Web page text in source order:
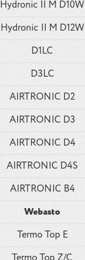
Hydronic II M D10W
Hydronic II M D12W
D1LC
D3LC
AIRTRONIC D2
AIRTRONIC D3
AIRTRONIC D4
AIRTRONIC D4S
AIRTRONIC B4
Webasto
Termo Top E